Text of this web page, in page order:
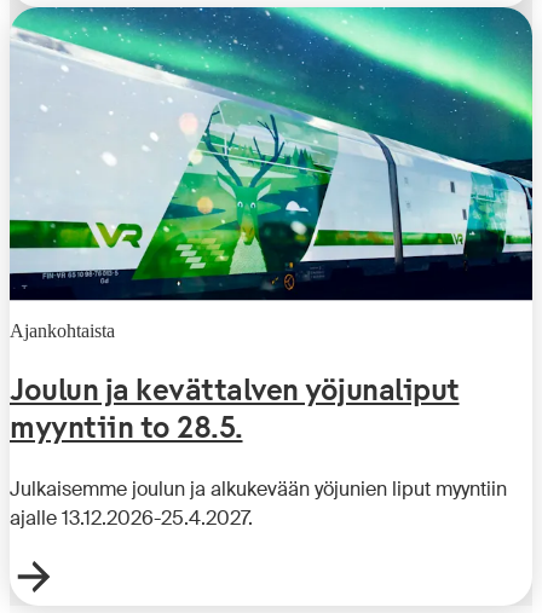
Ajankohtaista
Joulun ja kevättalven yöjunaliput
myyntiin to 28.5.
Julkaisemme joulun ja alkukevään yöjunien liput myyntiin
ajalle 13.12.2026-25.4.2027.